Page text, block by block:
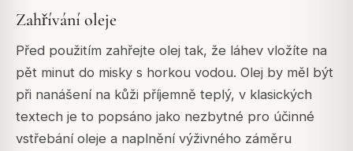
Zahřívání oleje
Před použitím zahřejte olej tak, že láhev vložíte na
pět minut do misky s horkou vodou. Olej by měl být
při nanášení na kůži příjemně teplý, v klasických
textech je to popsáno jako nezbytné pro účinné
vstřebání oleje a naplnění výživného záměru